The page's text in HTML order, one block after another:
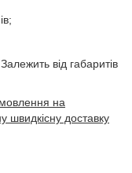
від габаритів
на
швидкісну доставку